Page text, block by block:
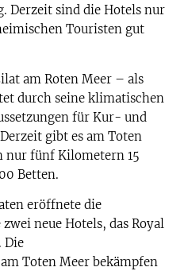
Derzeit sind die Hotels nur
Touristen gut
am Roten Meer – als
durch seine klimatischen
für Kur- und
gibt es am Toten
nur fünf Kilometern 15
Betten.
eröffnete die
neue Hotels, das Royal
Die
Toten Meer bekämpfen